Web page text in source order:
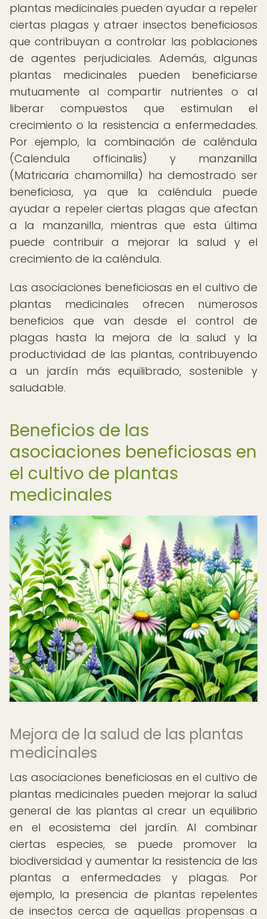
plantas medicinales pueden ayudar a repeler
ciertas plagas y atraer insectos beneficiosos
que contribuyan a controlar las poblaciones
de agentes perjudiciales. Además, algunas
plantas medicinales pueden beneficiarse
mutuamente al compartir nutrientes o al
liberar compuestos que estimulan el
crecimiento o la resistencia a enfermedades.
Por ejemplo, la combinación de caléndula
(Calendula officinalis) y manzanilla
(Matricaria chamomilla) ha demostrado ser
beneficiosa, ya que la caléndula puede
ayudar a repeler ciertas plagas que afectan
a la manzanilla, mientras que esta última
puede contribuir a mejorar la salud y el
crecimiento de la caléndula.
Las asociaciones beneficiosas en el cultivo de
plantas medicinales ofrecen numerosos
beneficios que van desde el control de
plagas hasta la mejora de la salud y la
productividad de las plantas, contribuyendo
a un jardín más equilibrado, sostenible y
saludable.
Beneficios de las
asociaciones beneficiosas en
el cultivo de plantas
medicinales
Mejora de la salud de las plantas
medicinales
Las asociaciones beneficiosas en el cultivo de
plantas medicinales pueden mejorar la salud
general de las plantas al crear un equilibrio
en el ecosistema del jardín. Al combinar
ciertas especies, se puede promover la
biodiversidad y aumentar la resistencia de las
plantas a enfermedades y plagas. Por
ejemplo, la presencia de plantas repelentes
de insectos cerca de aquellas propensas a